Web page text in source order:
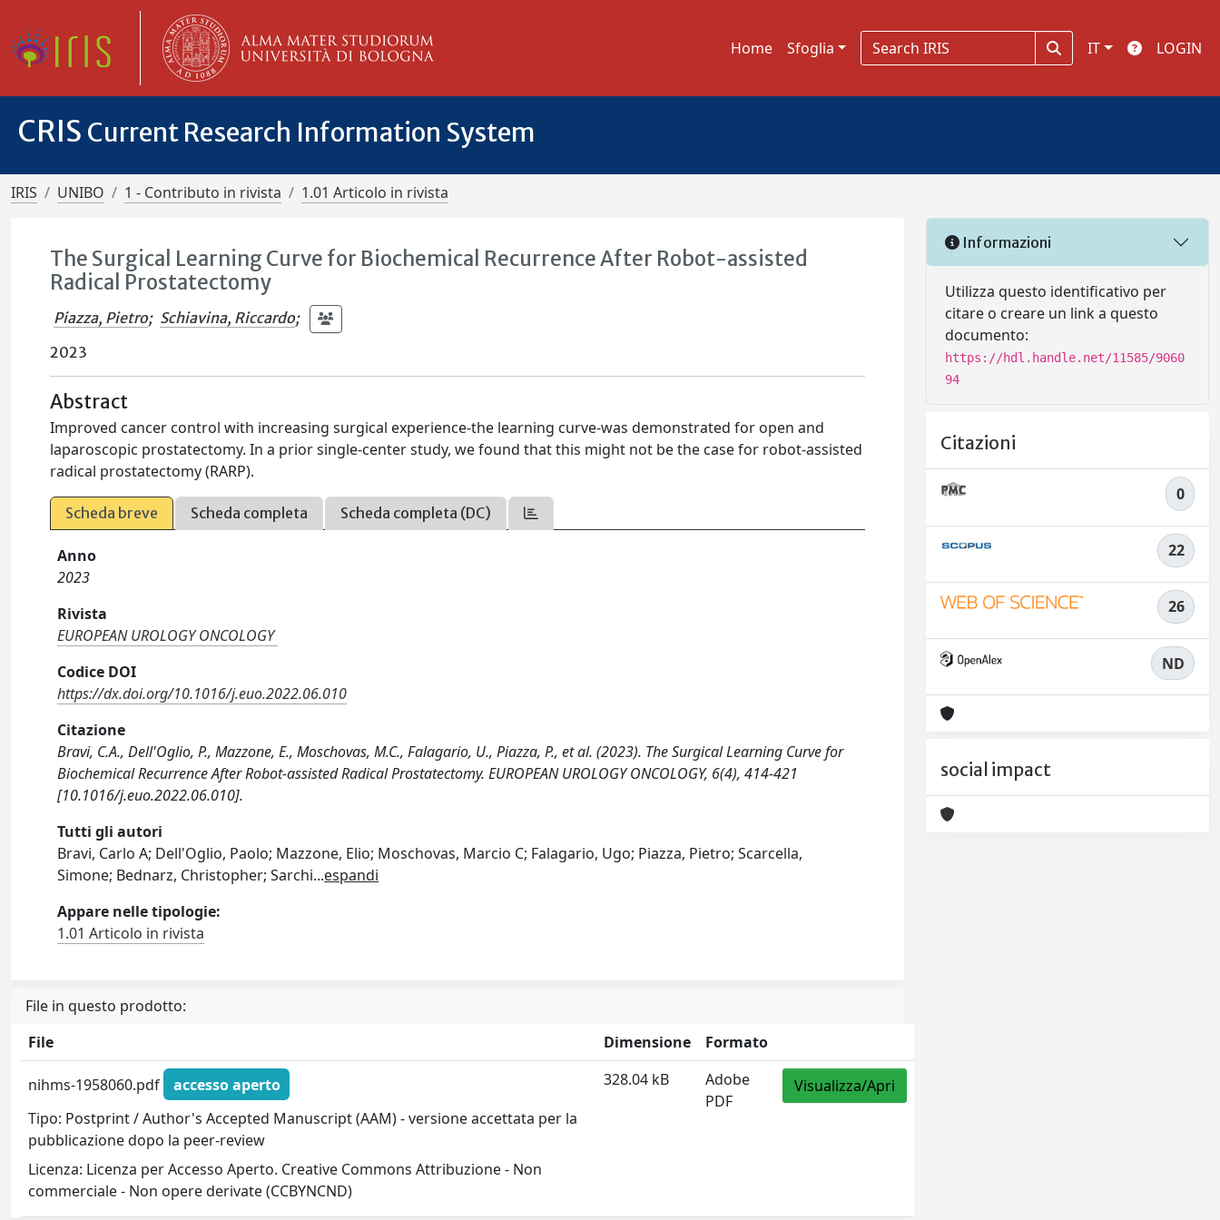
Home Sfoglia IT LOGIN
CRIS Current Research Information System
IRIS UNIBO 1 - Contributo in rivista 1.01 Articolo in rivista
The Surgical Learning Curve for Biochemical Recurrence After Robot-assisted
Radical Prostatectomy
Piazza, Pietro; Schiavina, Riccardo;
2023
Abstract
Improved cancer control with increasing surgical experience-the learning curve-was demonstrated for open and
laparoscopic prostatectomy. In a prior single-center study, we found that this might not be the case for robot-assisted
radical prostatectomy (RARP).
Scheda breve Scheda completa Scheda completa (DC)
Anno
2023
Rivista
EUROPEAN UROLOGY ONCOLOGY
Codice DOI
https://dx.doi.org/10.1016/j.euo.2022.06.010
Citazione
Bravi, C.A., Dell'Oglio, P., Mazzone, E., Moschovas, M.C., Falagario, U., Piazza, P., et al. (2023). The Surgical Learning Curve for
Biochemical Recurrence After Robot-assisted Radical Prostatectomy. EUROPEAN UROLOGY ONCOLOGY, 6(4), 414-421
[10.1016/j.euo.2022.06.010].
Tutti gli autori
Bravi, Carlo A; Dell'Oglio, Paolo; Mazzone, Elio; Moschovas, Marcio C; Falagario, Ugo; Piazza, Pietro; Scarcella,
Simone; Bednarz, Christopher; Sarchi...espandi
Appare nelle tipologie:
1.01 Articolo in rivista
File in questo prodotto:
File
Dimensione Formato
nihms-1958060.pdf
accesso aperto
Tipo: Postprint / Author's Accepted Manuscript (AAM) - versione accettata per la
pubblicazione dopo la peer-review
Licenza: Licenza per Accesso Aperto. Creative Commons Attribuzione - Non
commerciale - Non opere derivate (CCBYNCND)
328.04 kB
Adobe
PDF
Visualizza/Apri
Informazioni
Utilizza questo identificativo per
citare o creare un link a questo
documento:
https://hdl.handle.net/11585/9060
94
Citazioni
0
22
26
ND
social impact